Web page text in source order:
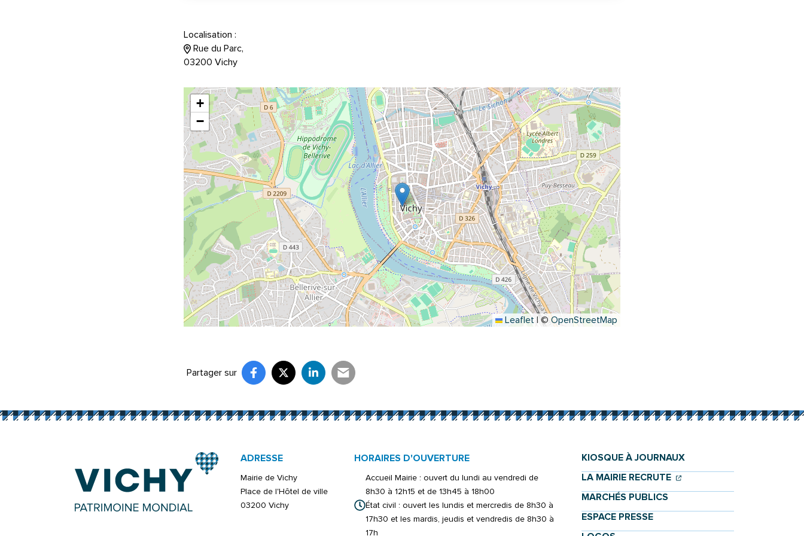
Localisation :
Rue du Parc,
03200 Vichy
+
−
Leaflet |©OpenStreetMap
Partager sur Partager sur Facebook
(ouverture dans un nouvel onglet)
Partager sur X (Twitter)
(ouverture dans un nouvel onglet)
Partager sur LinkedIn
(ouverture dans un nouvel onglet)
Partager par e-mail
(ouverture dans un nouvel onglet)
ADRESSE
Mairie de Vichy
Place de l'Hôtel de ville
03200 Vichy
HORAIRES D'OUVERTURE
Accueil Mairie : ouvert du lundi au vendredi de
8h30 à 12h15 et de 13h45 à 18h00
État civil : ouvert les lundis et mercredis de 8h30 à
17h30 et les mardis, jeudis et vendredis de 8h30 à
17h
KIOSQUE À JOURNAUX
LA MAIRIE RECRUTE (OUVERTURE DANS UN
(OUVERTURE DANS UN
MARCHÉS PUBLICS
ESPACE PRESSE